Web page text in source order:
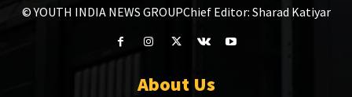
© YOUTH INDIA NEWS GROUPChief Editor: Sharad Katiyar
About Us